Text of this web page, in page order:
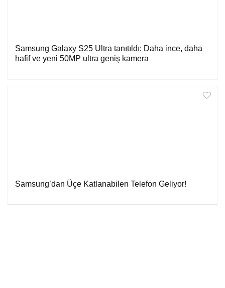
Samsung Galaxy S25 Ultra tanıtıldı: Daha ince, daha
hafif ve yeni 50MP ultra geniş kamera
Samsung’dan Üçe Katlanabilen Telefon Geliyor!